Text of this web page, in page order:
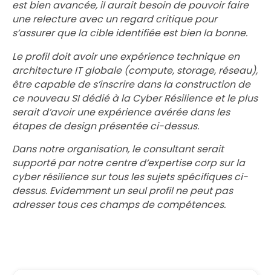
est bien avancée, il aurait besoin de pouvoir faire
une relecture avec un regard critique pour
s’assurer que la cible identifiée est bien la bonne.
Le profil doit avoir une expérience technique en
architecture IT globale (compute, storage, réseau),
être capable de s’inscrire dans la construction de
ce nouveau SI dédié à la Cyber Résilience et le plus
serait d’avoir une expérience avérée dans les
étapes de design présentée ci-dessus.
Dans notre organisation, le consultant serait
supporté par notre centre d’expertise corp sur la
cyber résilience sur tous les sujets spécifiques ci-
dessus. Evidemment un seul profil ne peut pas
adresser tous ces champs de compétences.